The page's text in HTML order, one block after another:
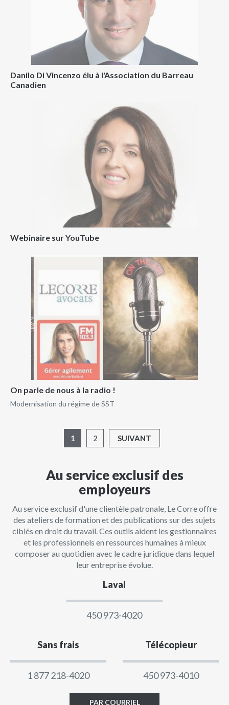
Danilo Di Vincenzo élu à l'Association du Barreau
Canadien
Webinaire sur YouTube
On parle de nous à la radio !
Modernisation du régime de SST
1 2 SUIVANT
Au service exclusif des
employeurs
Au service exclusif d'une clientèle patronale, Le Corre offre
des ateliers de formation et des publications sur des sujets
ciblés en droit du travail. Ces outils aident les gestionnaires
et les professionnels en ressources humaines à mieux
composer au quotidien avec le cadre juridique dans lequel
leur entreprise évolue.
Laval
450 973-4020
Sans frais
1 877 218-4020
Télécopieur
450 973-4010
PAR COURRIEL